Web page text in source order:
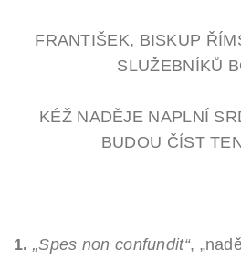
FRANTIŠEK, BISKUP
SLUŽEBNÍKŮ
KÉŽ NADĚJE NAPLNÍ
BUDOU ČÍST
1. „Spes non confundit“,